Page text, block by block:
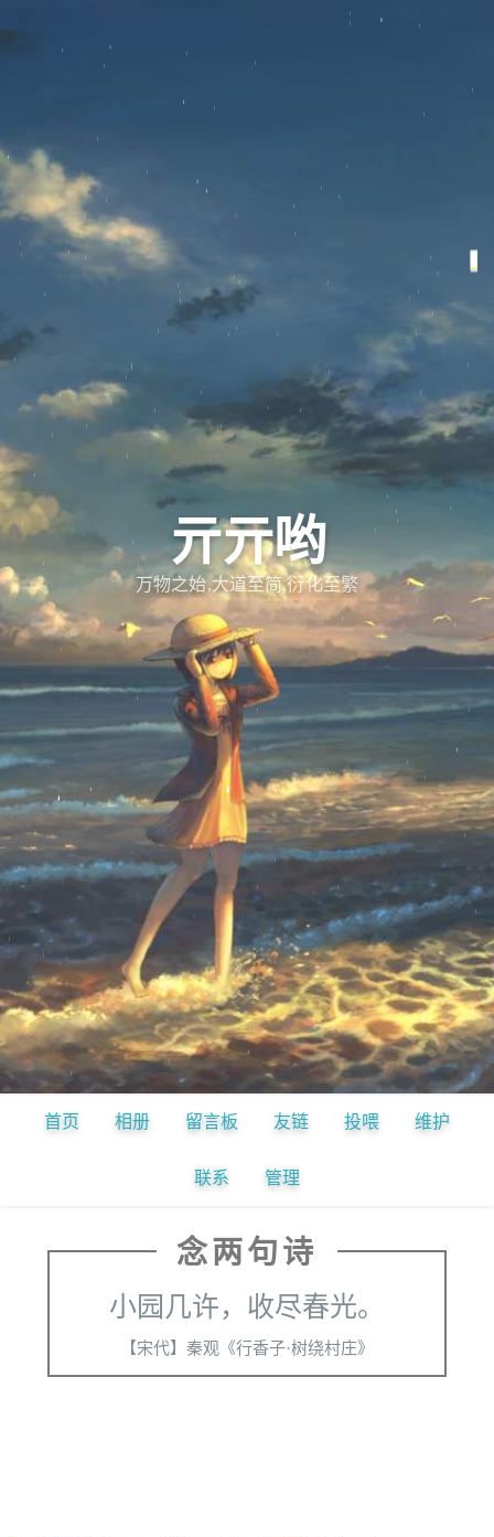
亓亓哟
万物之始,大道至简,衍化至繁
首页 相册 留言板 友链 投喂 维护
联系 管理
念两句诗
小园几许，收尽春光。
【宋代】秦观《行香子·树绕村庄》